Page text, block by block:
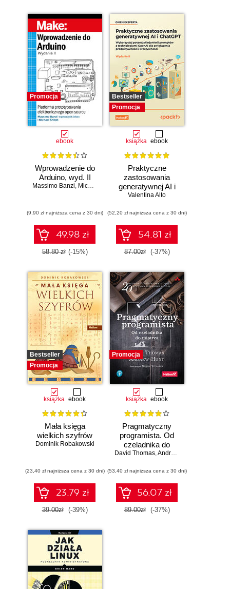
Promocja
ebook
Wprowadzenie do
Arduino, wyd. II
Massimo Banzi, Michael Shiloh
(9,90 zł najniższa cena z 30 dni)
49.98 zł
58.80 zł (-15%)
Bestseller
Promocja
książka ebook
Praktyczne
zastosowania
generatywnej AI i
ChatGPT.
potencjał inżynierii
promptów z
technologiami
OpenAI dla
zwiększenia
kreatywności.
Wydanie II
Valentina Alto
(52,20 zł najniższa cena z 30 dni)
54.81 zł
87.00zł (-37%)
Bestseller
Promocja
książka ebook
Mała księga
wielkich szyfrów
Dominik Robakowski
(23,40 zł najniższa cena z 30 dni)
23.79 zł
39.00zł (-39%)
Promocja
książka ebook
Pragmatyczny
programista. Od
czeladnika do
mistrza. Wydanie II
David Thomas,Andrew Hunt
(53,40 zł najniższa cena z 30 dni)
56.07 zł
89.00zł (-37%)